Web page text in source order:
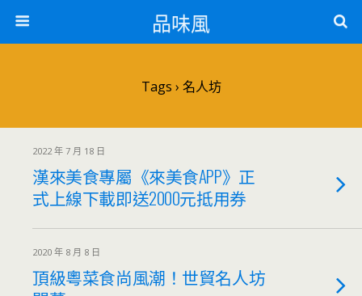
品味風
Tags › 名人坊
2022 年 7 月 18 日
漢來美食專屬《來美食APP》正
式上線下載即送2000元抵用券
2020 年 8 月 8 日
頂級粵菜食尚風潮！世貿名人坊